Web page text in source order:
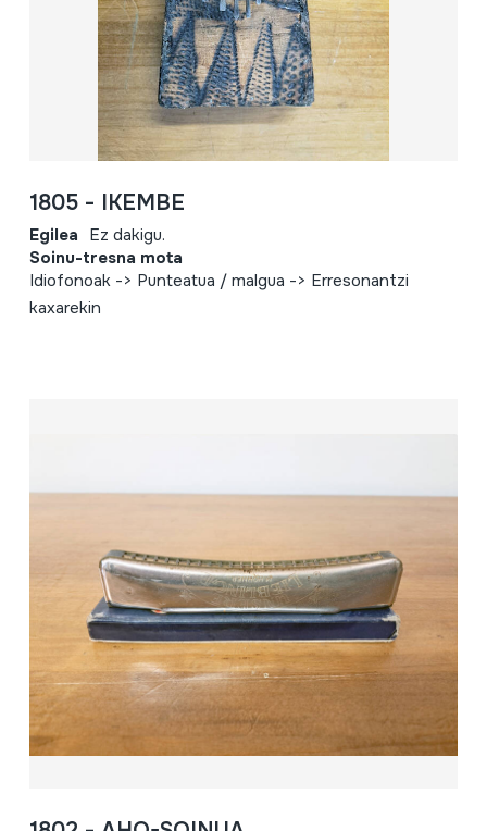
1805 - IKEMBE
Egilea Ez dakigu.
Soinu-tresna mota
Idiofonoak -> Punteatua / malgua -> Erresonantzi
kaxarekin